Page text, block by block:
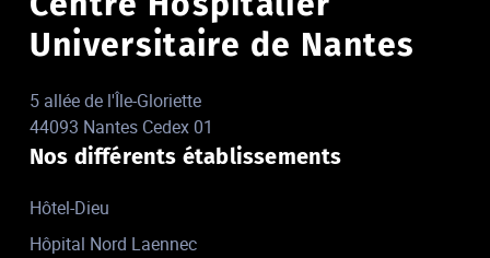
Universitaire de Nantes
5 allée de l'Île-Gloriette
44093 Nantes Cedex 01
Nos différents établissements
Hôtel-Dieu
Hôpital Nord Laennec